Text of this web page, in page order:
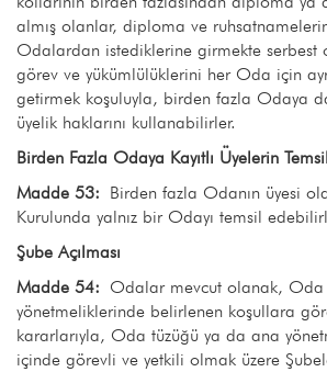
almış olanlar, diploma ve
Odalardan istediklerine girmekte serbest
görev ve yükümlülüklerini her Oda için
getirmek koşuluyla, birden fazla Odaya
üyelik haklarını kullanabilirler.
Birden Fazla Odaya Kayıtlı Üyelerin
Madde 53: Birden fazla Odanın üyesi
Kurulunda yalnız bir Odayı temsil
Şube Açılması
Madde 54: Odalar mevcut olanak, Oda
yönetmeliklerinde belirlenen koşullara
kararlarıyla, Oda tüzüğü ya da ana
içinde görevli ve yetkili olmak üzere